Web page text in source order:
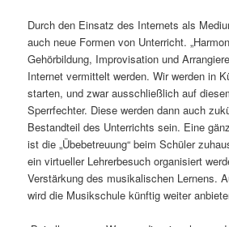
Durch den Einsatz des Internets als
auch neue Formen von Unterricht.
Gehörbildung, Improvisation und
Internet vermittelt werden. Wir werden in
starten, und zwar ausschließlich auf
Sperrfechter. Diese werden dann auch
Bestandteil des Unterrichts sein. Eine
ist die „Übebetreuung“ beim Schüler
ein virtueller Lehrerbesuch organisiert
Verstärkung des musikalischen Lernens.
wird die Musikschule künftig weiter